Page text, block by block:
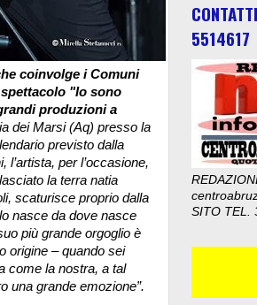
coinvolge i Comuni
"Io sono
produzioni a
dei Marsi (Aq) presso la
previsto dalla
l’artista, per l’occasione,
la terra natia
scaturisce proprio dalla
nasce da dove nasce
più grande orgoglio è
origine – quando sei
come la nostra, a tal
una grande emozione”.
5514617
SITO TEL.